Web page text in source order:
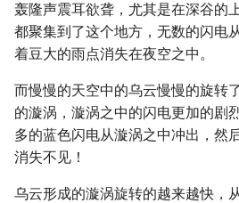
轰隆声震耳欲聋，尤其是在深谷的
都聚集到了这个地方，无数的闪电
着豆大的雨点消失在夜空之中。
而慢慢的天空中的乌云慢慢的旋转
的漩涡，漩涡之中的闪电更加的剧
多的蓝色闪电从漩涡之中冲出，然
消失不见！
乌云形成的漩涡旋转的越来越快，